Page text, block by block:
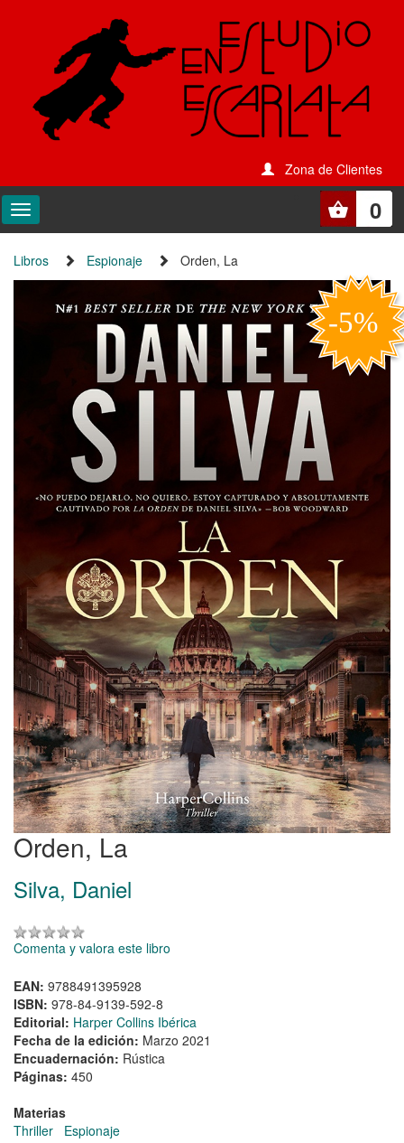
Zona de Clientes
0
Libros Espionaje Orden, La
Orden, La
Silva, Daniel
Comenta y valora este libro
EAN: 9788491395928
ISBN: 978-84-9139-592-8
Editorial: Harper Collins Ibérica
Fecha de la edición: Marzo 2021
Encuadernación: Rústica
Páginas: 450
Materias
Thriller
Espionaje